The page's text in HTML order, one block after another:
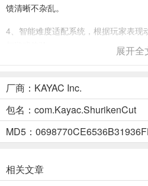
馈清晰不杂乱。
4、智能难度适配系统，根据玩家表现
序渐进不单调。
6、多种样式手里剑可解锁，部分带有
玩家喜好。
掷手里剑游戏怎么玩？
1、进入掷手里剑游戏后，首先会看到
展开全
厂商：KAYAC Inc.
包名：com.Kayac.ShurikenCut
MD5：
相关文章